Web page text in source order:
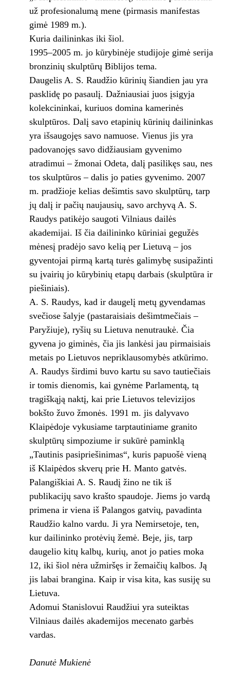
už profesionalumą mene (pirmasis manifestas
gimė 1989 m.).
Kuria dailininkas iki šiol.
1995–2005 m. jo kūrybinėje studijoje gimė serija
bronzinių skulptūrų Biblijos tema.
Daugelis A. S. Raudžio kūrinių šiandien jau yra
pasklidę po pasaulį. Dažniausiai juos įsigyja
kolekcininkai, kuriuos domina kamerinės
skulptūros. Dalį savo etapinių kūrinių dailininkas
yra išsaugojęs savo namuose. Vienus jis yra
padovanojęs savo didžiausiam gyvenimo
atradimui – žmonai Odeta, dalį pasilikęs sau, nes
tos skulptūros – dalis jo paties gyvenimo. 2007
m. pradžioje kelias dešimtis savo skulptūrų, tarp
jų dalį ir pačių naujausių, savo archyvą A. S.
Raudys patikėjo saugoti Vilniaus dailės
akademijai. Iš čia dailininko kūriniai gegužės
mėnesį pradėjo savo kelią per Lietuvą – jos
gyventojai pirmą kartą turės galimybę susipažinti
su įvairių jo kūrybinių etapų darbais (skulptūra ir
piešiniais).
A. S. Raudys, kad ir daugelį metų gyvendamas
svečiose šalyje (pastaraisiais dešimtmečiais –
Paryžiuje), ryšių su Lietuva nenutraukė. Čia
gyvena jo giminės, čia jis lankėsi jau pirmaisiais
metais po Lietuvos nepriklausomybės atkūrimo.
A. Raudys širdimi buvo kartu su savo tautiečiais
ir tomis dienomis, kai gynėme Parlamentą, tą
tragiškąją naktį, kai prie Lietuvos televizijos
bokšto žuvo žmonės. 1991 m. jis dalyvavo
Klaipėdoje vykusiame tarptautiniame granito
skulptūrų simpoziume ir sukūrė paminklą
„Tautinis pasipriešinimas“, kuris papuošė vieną
iš Klaipėdos skverų prie H. Manto gatvės.
Palangiškiai A. S. Raudį žino ne tik iš
publikacijų savo krašto spaudoje. Jiems jo vardą
primena ir viena iš Palangos gatvių, pavadinta
Raudžio kalno vardu. Ji yra Nemirsetoje, ten,
kur dailininko protėvių žemė. Beje, jis, tarp
daugelio kitų kalbų, kurių, anot jo paties moka
12, iki šiol nėra užmiršęs ir žemaičių kalbos. Ją
jis labai brangina. Kaip ir visa kita, kas susiję su
Lietuva.
Adomui Stanislovui Raudžiui yra suteiktas
Vilniaus dailės akademijos mecenato garbės
vardas.
Danutė Mukienė